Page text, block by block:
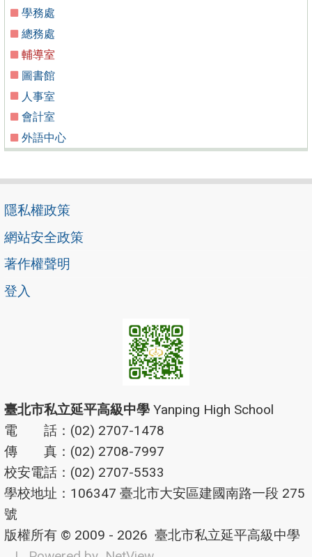
學務處
總務處
輔導室
圖書館
人事室
會計室
外語中心
隱私權政策
網站安全政策
著作權聲明
登入
臺北市私立延平高級中學 Yanping High School
電 話：(02) 2707-1478
傳 真：(02) 2708-7997
校安電話：(02) 2707-5533
學校地址：106347 臺北市大安區建國南路一段 275
號
版權所有 © 2009 - 2026 臺北市私立延平高級中學